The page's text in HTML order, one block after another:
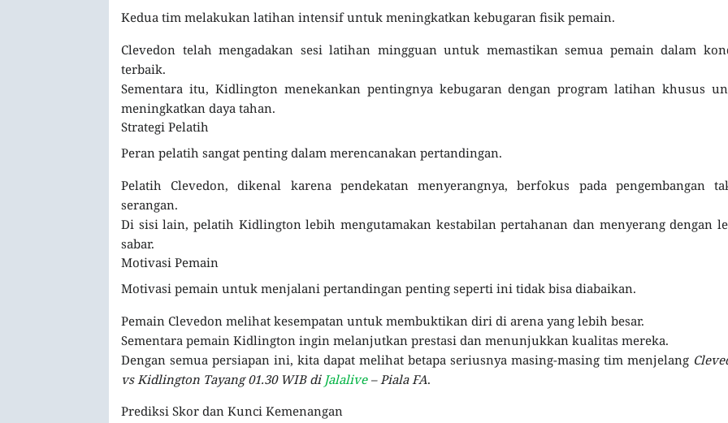
Kedua tim melakukan latihan intensif untuk meningkatkan kebugaran fisik pemain.
Clevedon telah mengadakan sesi latihan mingguan untuk memastikan semua pemain dalam
terbaik.
Sementara itu, Kidlington menekankan pentingnya kebugaran dengan program latihan khusus
meningkatkan daya tahan.
Strategi Pelatih
Peran pelatih sangat penting dalam merencanakan pertandingan.
Pelatih Clevedon, dikenal karena pendekatan menyerangnya, berfokus pada pengembangan
serangan.
Di sisi lain, pelatih Kidlington lebih mengutamakan kestabilan pertahanan dan menyerang dengan
sabar.
Motivasi Pemain
Motivasi pemain untuk menjalani pertandingan penting seperti ini tidak bisa diabaikan.
Pemain Clevedon melihat kesempatan untuk membuktikan diri di arena yang lebih besar.
Sementara pemain Kidlington ingin melanjutkan prestasi dan menunjukkan kualitas mereka.
Dengan semua persiapan ini, kita dapat melihat betapa seriusnya masing-masing tim menjelang
vs Kidlington Tayang 01.30 WIB di Jalalive– Piala FA.
Prediksi Skor dan Kunci Kemenangan